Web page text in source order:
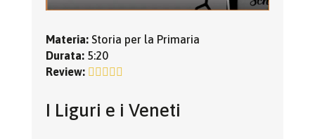
Materia:Storia per la Primaria
Durata:5:20
Review:
I Liguri e i Veneti